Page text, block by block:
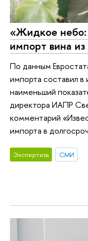
«Жидкое небо:
импорт вина
По данным
импорта составил
наименьший
директора ИАПР
комментарий
импорта в
Экспертиза СМИ